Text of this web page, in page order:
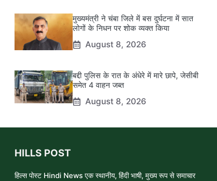
मुख्यमंत्री ने चंबा जिले में बस दुर्घटना में सात
लोगों के निधन पर शोक व्यक्त किया
August 8, 2026
बद्दी पुलिस के रात के अंधेरे में मारे छापे, जेसीबी
समेत 4 वाहन जब्त
August 8, 2026
HILLS POST
हिल्स पोस्ट Hindi News एक स्थानीय, हिंदी भाषी, मुख्य रूप से समाचार